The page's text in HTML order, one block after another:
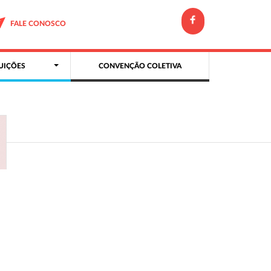
FALE CONOSCO
CONVENÇÃO COLETIVA